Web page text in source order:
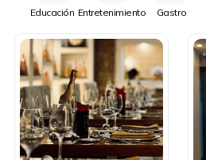
Educación Entretenimiento Gastro